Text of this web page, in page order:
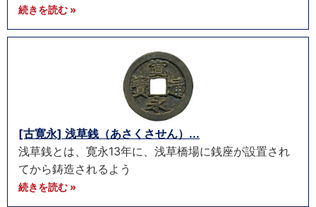
続きを読む »
[古寛永] 浅草銭（あさくさせん）...
浅草銭とは、寛永13年に、浅草橋場に銭座が設置され
てから鋳造されるよう
続きを読む »